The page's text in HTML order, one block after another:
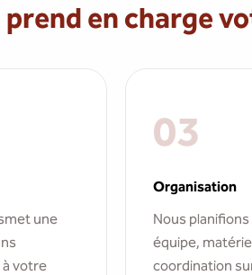
en charge
une
votre
03
Organisation
Nous
équipe,
coordination